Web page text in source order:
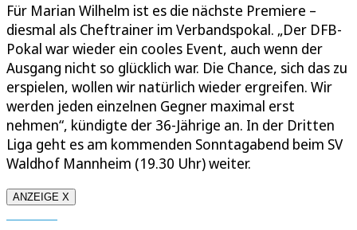
Für Marian Wilhelm ist es die nächste Premiere –
diesmal als Cheftrainer im Verbandspokal. „Der DFB-
Pokal war wieder ein cooles Event, auch wenn der
Ausgang nicht so glücklich war. Die Chance, sich das zu
erspielen, wollen wir natürlich wieder ergreifen. Wir
werden jeden einzelnen Gegner maximal erst
nehmen“, kündigte der 36-Jährige an. In der Dritten
Liga geht es am kommenden Sonntagabend beim SV
Waldhof Mannheim (19.30 Uhr) weiter.
ANZEIGE X